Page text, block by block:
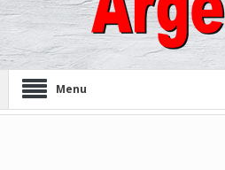
Menu